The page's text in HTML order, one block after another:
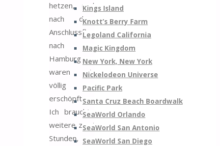
Kings Island
Knott’s Berry Farm
Legoland California
Magic Kingdom
New York, New York
Nickelodeon Universe
Pacific Park
Santa Cruz Beach Boardwalk
SeaWorld Orlando
SeaWorld San Antonio
SeaWorld San Diego
hetzen, und
nach dem
Anschlussflug
nach
Hamburg
waren wir
völlig
erschöpft.
Ich brauchte
weitere zwei
Stunden, um